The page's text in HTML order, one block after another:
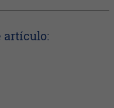
artículo: